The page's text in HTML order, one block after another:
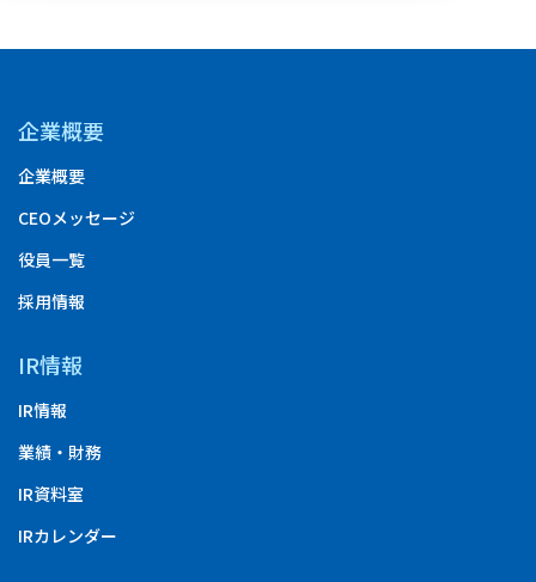
企業概要
企業概要
CEOメッセージ
役員一覧
採用情報
IR情報
IR情報
業績・財務
IR資料室
IRカレンダー